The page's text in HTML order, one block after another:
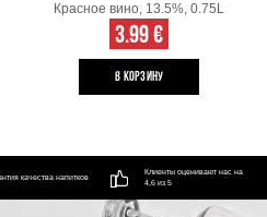
Красное вино, 13.5%, 0.75L
3.99 €
B КОРЗИНУ
качества напитков
Клиенты оценивают нас на
4,6 из 5